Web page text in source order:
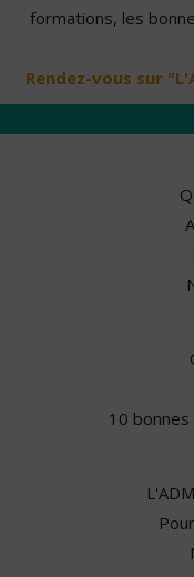
formations, les
Rendez-vous sur
10